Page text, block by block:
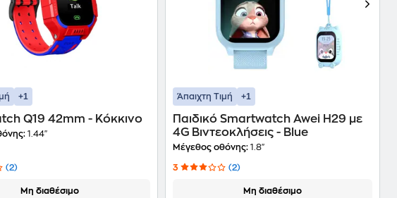
+1
Q19 42mm - Κόκκινο
1.44"
(2)
Μη διαθέσιμο
Άπαιχτη Τιμή +1
Παιδικό Smartwatch Awei H29 με
4G Βιντεοκλήσεις - Blue
Μέγεθος οθόνης:1.8"
3 (2)
Μη διαθέσιμο